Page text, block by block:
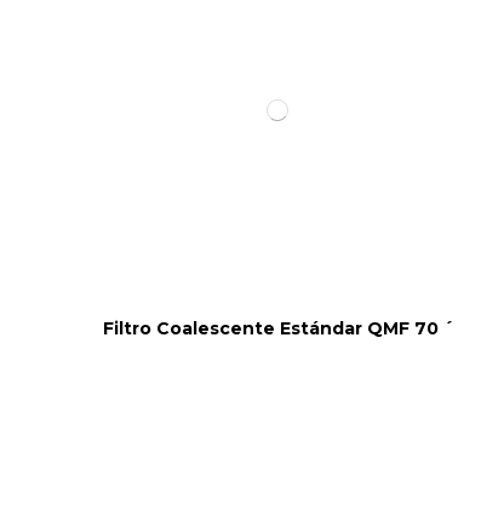
Filtro Coalescente Estándar QMF 70 ´